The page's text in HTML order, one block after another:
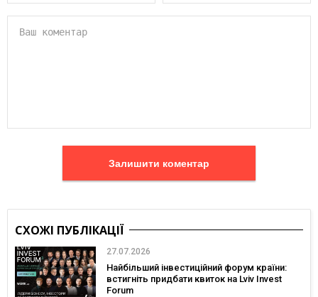
Залишити коментар
СХОЖІ ПУБЛІКАЦІЇ
27.07.2026
Найбільший інвестиційний форум країни:
встигніть придбати квиток на Lviv Invest
Forum